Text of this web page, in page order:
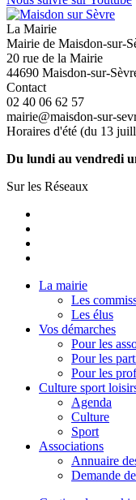
La Mairie
Mairie de Maisdon-sur-
20 rue de la Mairie
44690 Maisdon-sur-
Contact
02 40 06 62 57
mairie@maisdon-sur-
Horaires d'été (du 13
Du lundi au vendredi
Sur les Réseaux
La mairie
Les
Les élus
Vos démarches
Pour les
Pour les
Pour les
Culture sport
Agenda
Culture
Sport
Associations
Annuaire
Demande